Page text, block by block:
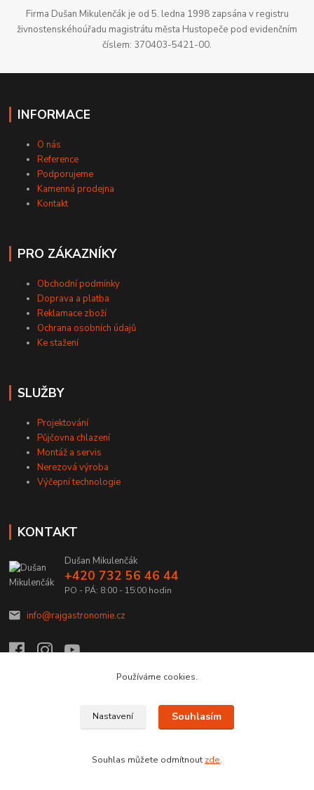
Firma Dušan Mikulenčák je od 5. ledna 1998 zapsána v registru
živnostenskéhoúřadu magistrátu města Hustopeče pod evidenčním
číslem: 370403-5421-00.
INFORMACE
O nás
Reference
Podporujeme
Kamenná prodejna
Kontakt
PRO ZÁKAZNÍKY
Obchodní podmínky
Doprava a platba
Reklamace zboží
Ochrana osobních údajů
Ke stažení
SLUŽBY
Projektování
Půjčovna chlazení
Montáž a servis
Nerezová výroba
Výčepní technologie
KONTAKT
Dušan Mikulenčák
+420 732 56 46 44
PO - PÁ: 8:00 - 15:00 hodin
info@rajgastronomie.cz
Upravit sběr cookies.
Copyright © 2026 Ráj Gastronomie.cz
Používáme cookies.
Nastavení Souhlasím
Souhlas můžete odmítnout zde.